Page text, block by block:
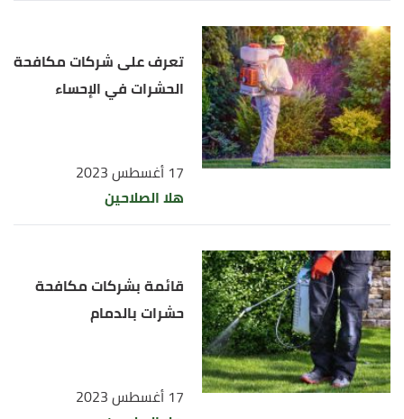
تعرف على شركات مكافحة
الحشرات في الإحساء
17 أغسطس 2023
هلا الصلاحين
قائمة بشركات مكافحة
حشرات بالدمام
17 أغسطس 2023